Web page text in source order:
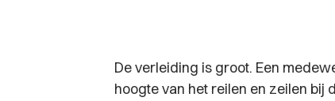
De verleiding is groot. Een
hoogte van het reilen en zeilen bij